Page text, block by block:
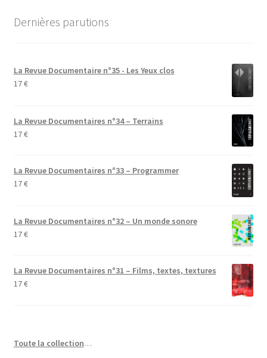
Dernières parutions
La Revue Documentaire n°35 - Les Yeux clos
17€
La Revue Documentaires n°34 – Terrains
17€
La Revue Documentaires n°33 – Programmer
17€
La Revue Documentaires n°32 – Un monde sonore
17€
La Revue Documentaires n°31 – Films, textes, textures
17€
Toute la collection…